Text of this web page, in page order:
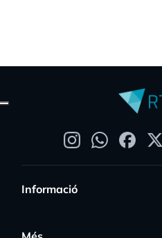
Informació